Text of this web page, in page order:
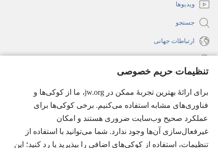
تنظیمات حریم خصوصی
برای ارائهٔ بهترین تجربهٔ ممکن در jw.org، ما از کوکی‌ها و
فناوری‌های مشابه استفاده می‌کنیم. برخی کوکی‌ها برای
عملکرد صحیح وب‌سایت ضروری هستند و امکان
غیرفعال‌سازی آن‌ها وجود ندارد. شما می‌توانید با استفاده از
تنظیمات، استفاده از کوکی‌های اضافی را بپذیرید یا رد کنید؛ این
می‌شود)ویدیوها
جستجو
ارتباطات جهانی
(پنجره‌ای
جدید
می‌شود)
(پنجره‌ای
جدید
JW Hub
®
(پنجره‌ای